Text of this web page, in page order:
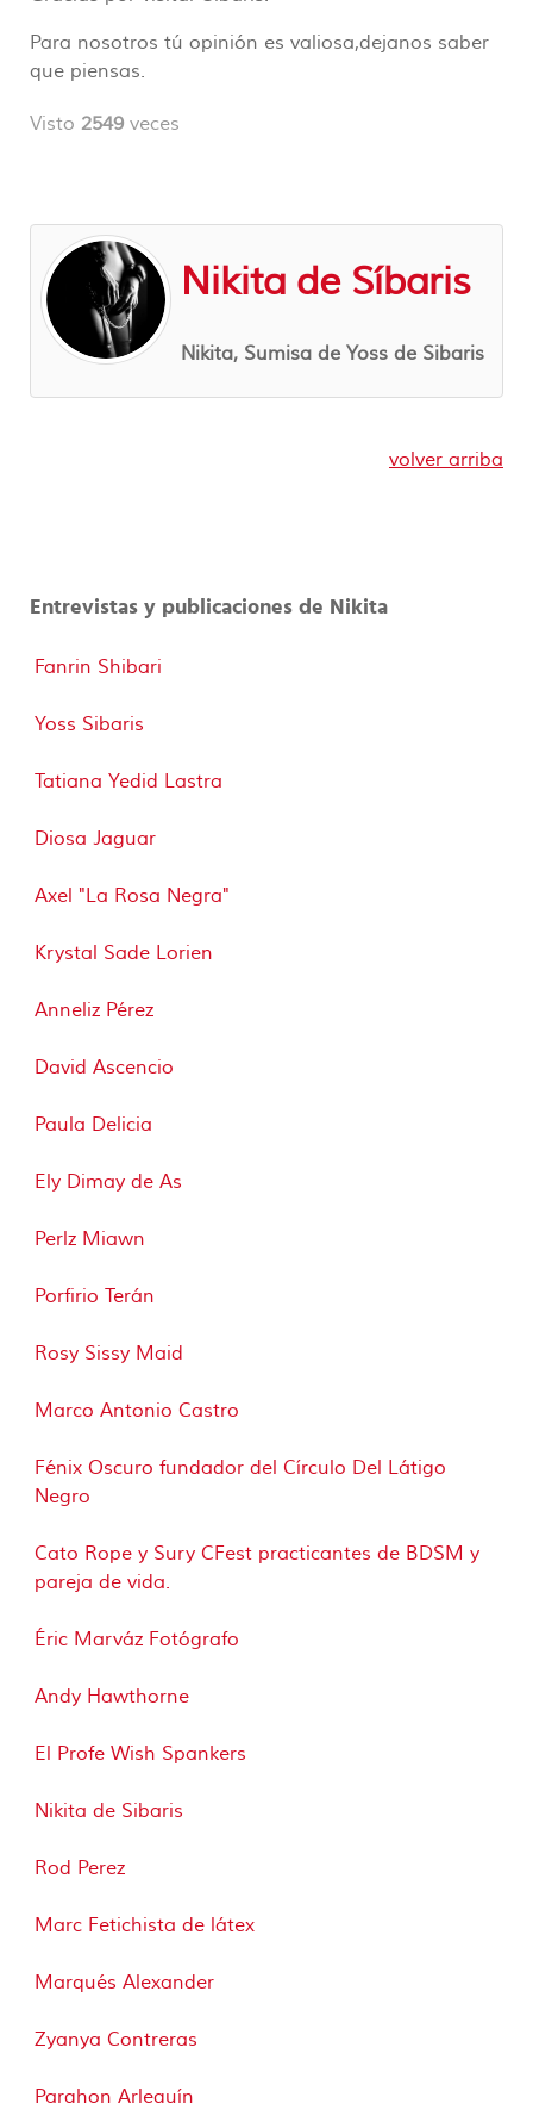
Para nosotros tú opinión es valiosa,dejanos saber
que piensas.
Visto 2549 veces
Nikita de Síbaris
Nikita, Sumisa de Yoss de Sibaris
volver arriba
Entrevistas y publicaciones de Nikita
Fanrin Shibari
Yoss Sibaris
Tatiana Yedid Lastra
Diosa Jaguar
Axel "La Rosa Negra"
Krystal Sade Lorien
Anneliz Pérez
David Ascencio
Paula Delicia
Ely Dimay de As
Perlz Miawn
Porfirio Terán
Rosy Sissy Maid
Marco Antonio Castro
Fénix Oscuro fundador del Círculo Del Látigo
Negro
Cato Rope y Sury CFest practicantes de BDSM y
pareja de vida.
Éric Marváz Fotógrafo
Andy Hawthorne
El Profe Wish Spankers
Nikita de Sibaris
Rod Perez
Marc Fetichista de látex
Marqués Alexander
Zyanya Contreras
Parghon Arlequín